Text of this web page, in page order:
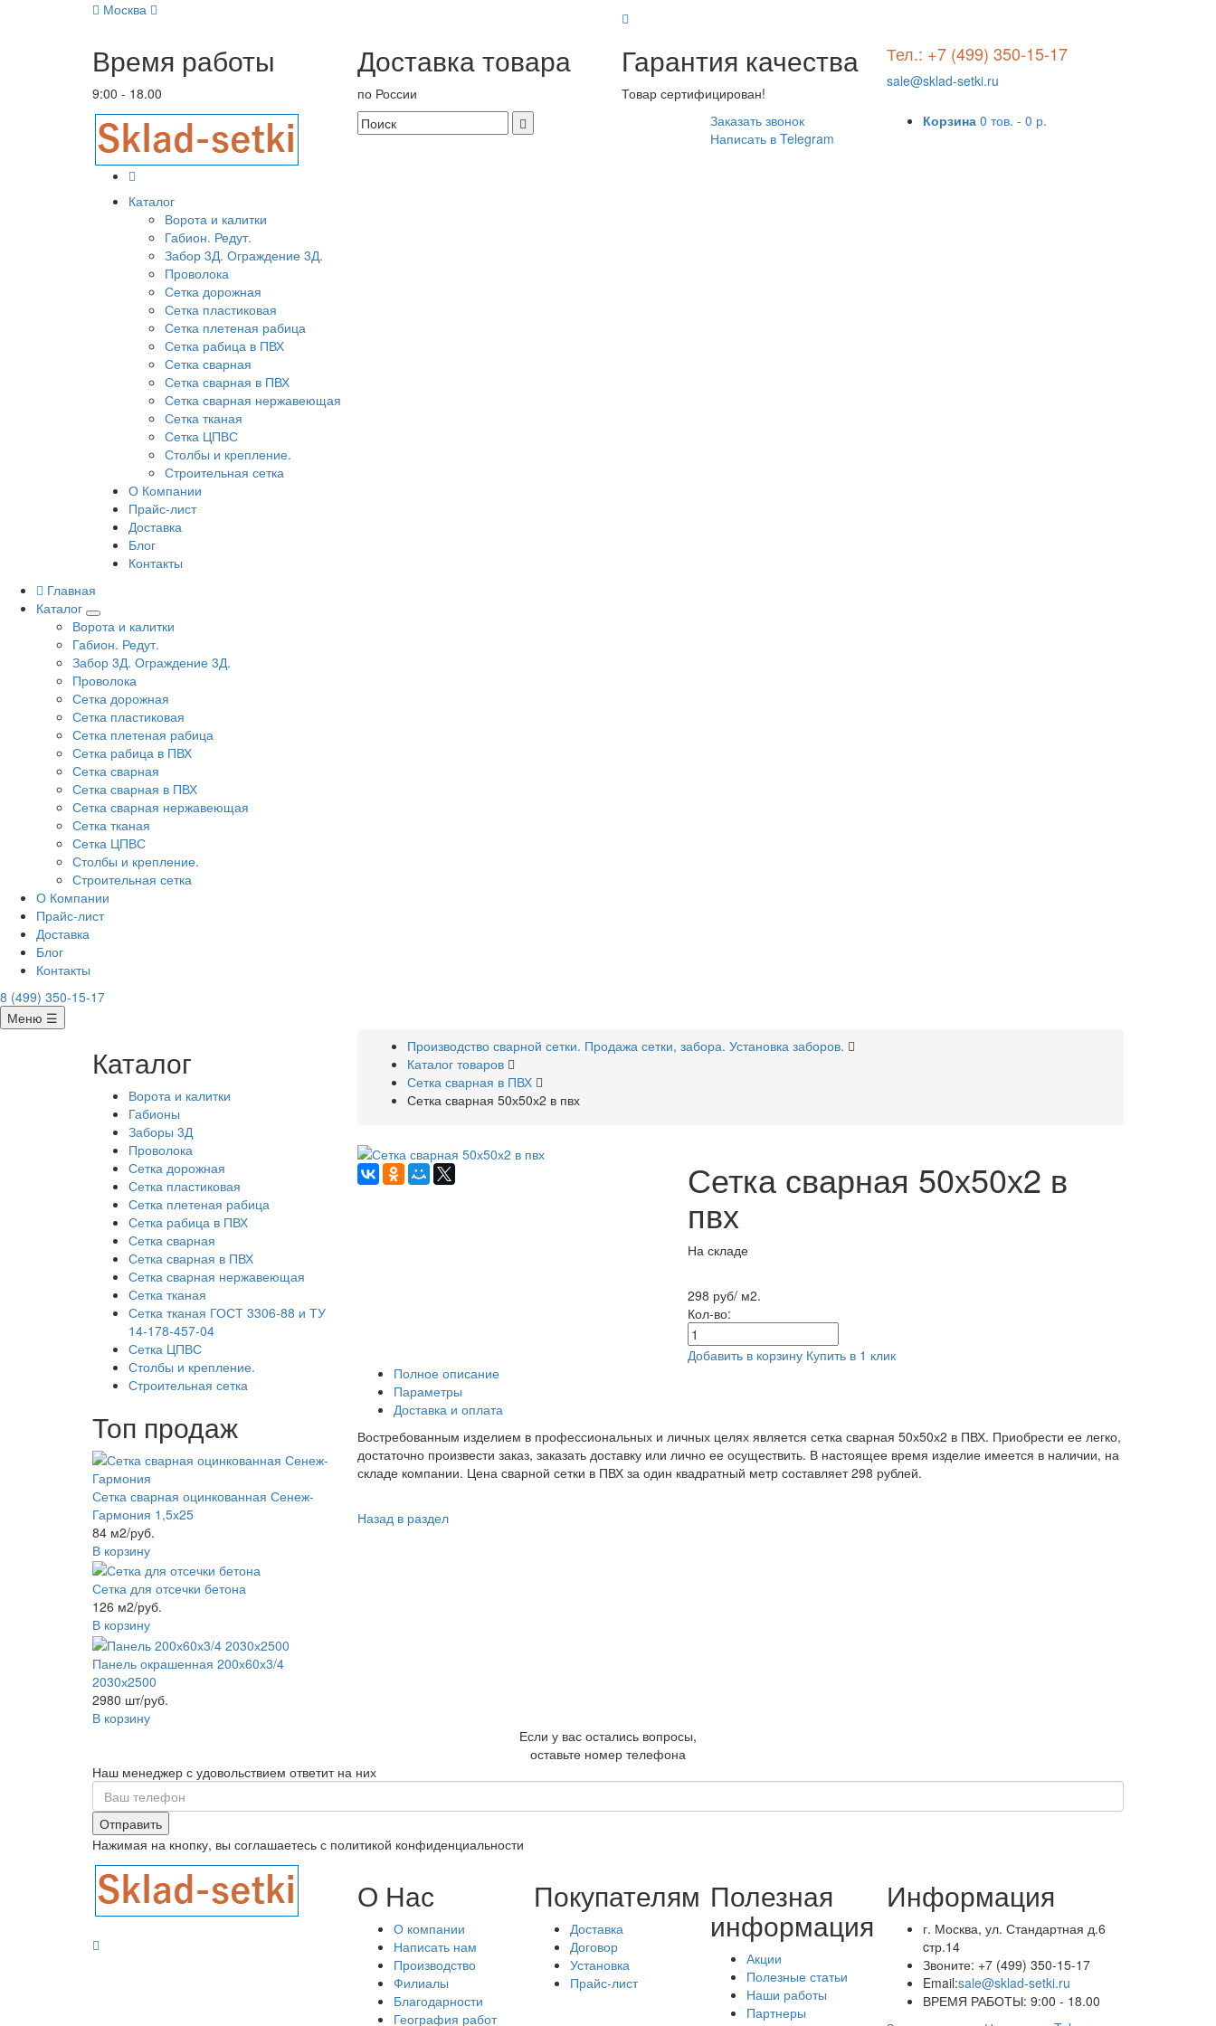
Москва
Время работы
9:00 - 18.00
Доставка товара
по России
Гарантия качества
Товар сертифицирован!
Тел.: +7 (499) 350-15-17
sale@sklad-setki.ru
Заказать звонок
Написать в Telegram
Корзина 0 тов. - 0 р.
Каталог
Ворота и калитки
Габион. Редут.
Забор 3Д. Ограждение 3Д.
Проволока
Сетка дорожная
Сетка пластиковая
Сетка плетеная рабица
Сетка рабица в ПВХ
Сетка сварная
Сетка сварная в ПВХ
Сетка сварная нержавеющая
Сетка тканая
Сетка ЦПВС
Столбы и крепление.
Строительная сетка
О Компании
Прайс-лист
Доставка
Блог
Контакты
Главная
Каталог
Ворота и калитки
Габион. Редут.
Забор 3Д. Ограждение 3Д.
Проволока
Сетка дорожная
Сетка пластиковая
Сетка плетеная рабица
Сетка рабица в ПВХ
Сетка сварная
Сетка сварная в ПВХ
Сетка сварная нержавеющая
Сетка тканая
Сетка ЦПВС
Столбы и крепление.
Строительная сетка
О Компании
Прайс-лист
Доставка
Блог
Контакты
8 (499) 350-15-17
Меню ☰
Каталог
Ворота и калитки
Габионы
Заборы 3Д
Проволока
Сетка дорожная
Сетка пластиковая
Сетка плетеная рабица
Сетка рабица в ПВХ
Сетка сварная
Сетка сварная в ПВХ
Сетка сварная нержавеющая
Сетка тканая
Сетка тканая ГОСТ 3306-88 и ТУ
14-178-457-04
Сетка ЦПВС
Столбы и крепление.
Строительная сетка
Топ продаж
Сетка сварная оцинкованная Сенеж-
Гармония 1,5х25
84 м2/руб.
В корзину
Сетка для отсечки бетона
126 м2/руб.
В корзину
Панель окрашенная 200х60х3/4
2030х2500
2980 шт/руб.
В корзину
Производство сварной сетки. Продажа сетки, забора. Установка заборов.
Каталог товаров
Сетка сварная в ПВХ
Сетка сварная 50х50х2 в пвх
Сетка сварная 50х50х2 в
пвх
На складе
298 руб/ м2.
Кол-во:
Добавить в корзину Купить в 1 клик
Полное описание
Параметры
Доставка и оплата
Востребованным изделием в профессиональных и личных целях является сетка сварная 50х50х2 в ПВХ. Приобрести ее легко,
достаточно произвести заказ, заказать доставку или лично ее осуществить. В настоящее время изделие имеется в наличии, на
складе компании. Цена сварной сетки в ПВХ за один квадратный метр составляет 298 рублей.
Назад в раздел
Если у вас остались вопросы,
оставьте номер телефона
Наш менеджер с удовольствием ответит на них
Отправить
Нажимая на кнопку, вы соглашаетесь с политикой конфиденциальности
О Нас
О компании
Написать нам
Производство
Филиалы
Благодарности
География работ
Покупателям
Доставка
Договор
Установка
Прайс-лист
Полезная
информация
Акции
Полезные статьи
Наши работы
Партнеры
Информация
г. Москва, ул. Стандартная д.6
cтр.14
Звоните: +7 (499) 350-15-17
Email:sale@sklad-setki.ru
ВРЕМЯ РАБОТЫ: 9:00 - 18.00